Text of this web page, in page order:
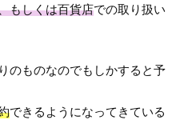
もしくは百貨店での取り扱い
のものなのでもしかすると予
できるようになってきている